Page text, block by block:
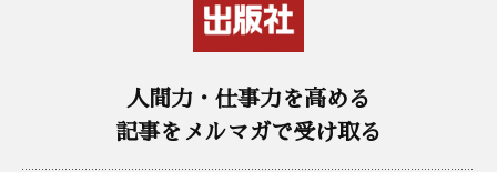
人間力・仕事力を高める
記事をメルマガで受け取る